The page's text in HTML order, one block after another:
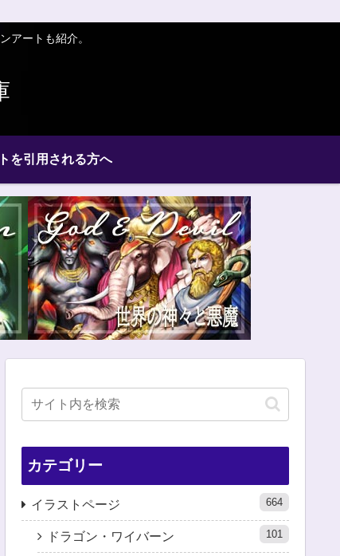
アートも紹介。
を引用される方へ
カテゴリー
イラストページ 664
ドラゴン・ワイバーン 101